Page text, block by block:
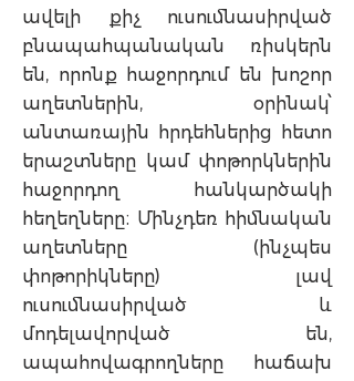
ավելի քիչ ուսումնասիրված
բնապահպանական ռիսկերն
են, որոնք հաջորդում են խոշոր
աղետներին, օրինակ՝
անտառային հրդեհներից հետո
երաշտները կամ փոթորկներին
հաջորդող հանկարծակի
հեղեղները։ Մինչդեռ հիմնական
աղետները (ինչպես
փոթորիկները) լավ
ուսումնասիրված և
մոդելավորված են,
ապահովագրողները հաճախ